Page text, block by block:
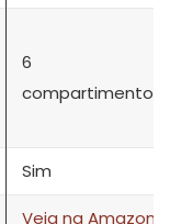
6
compartimentos
Sim
Veja na Amazon